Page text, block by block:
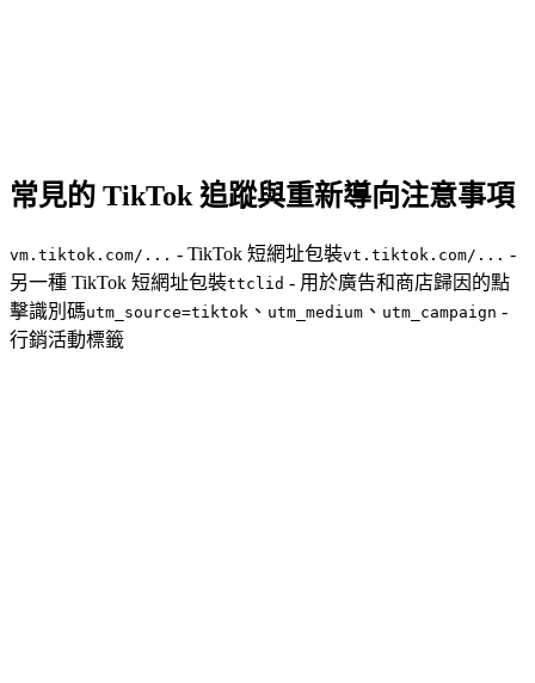
常見的 TikTok 追蹤與重新導向注意事項
vm.tiktok.com/... - TikTok 短網址包裝vt.tiktok.com/... -
另一種 TikTok 短網址包裝ttclid - 用於廣告和商店歸因的點
擊識別碼utm_source=tiktok 、 utm_medium 、 utm_campaign -
行銷活動標籤